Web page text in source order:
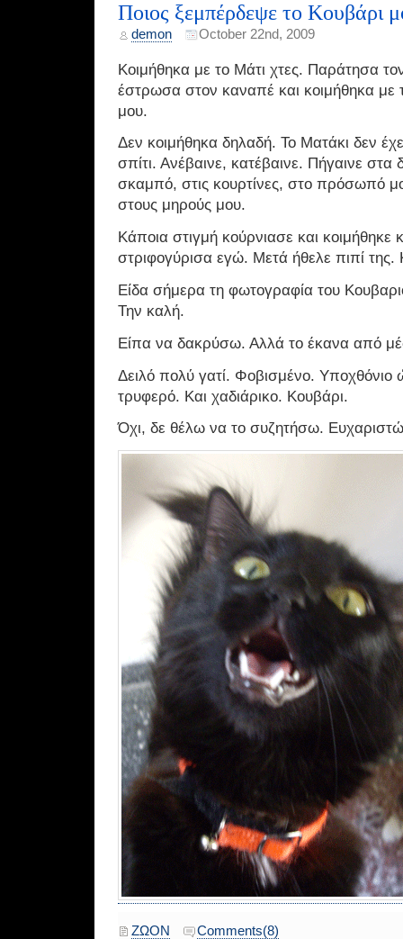
Ποιος ξεμπέρδεψε το Κουβάρι
demon October 22nd, 2009
Κοιμήθηκα με το Μάτι χτες. Παράτησα
έστρωσα στον καναπέ και κοιμήθηκα με
μου.
Δεν κοιμήθηκα δηλαδή. Το Ματάκι δεν
σπίτι. Ανέβαινε, κατέβαινε. Πήγαινε στα
σκαμπό, στις κουρτίνες, στο πρόσωπό
στους μηρούς μου.
Κάποια στιγμή κούρνιασε και
στριφογύρισα εγώ. Μετά ήθελε πιπί
Είδα σήμερα τη φωτογραφία του
Την καλή.
Είπα να δακρύσω. Αλλά το έκανα από
Δειλό πολύ γατί. Φοβισμένο. Υποχθόνιο
τρυφερό. Και χαδιάρικο. Κουβάρι.
Όχι, δε θέλω να το συζητήσω.
ΖΩΟΝ Comments(8)